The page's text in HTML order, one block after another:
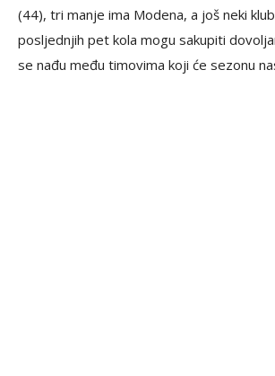
(44), tri manje ima Modena, a još neki
posljednjih pet kola mogu sakupiti
se nađu među timovima koji će sezonu